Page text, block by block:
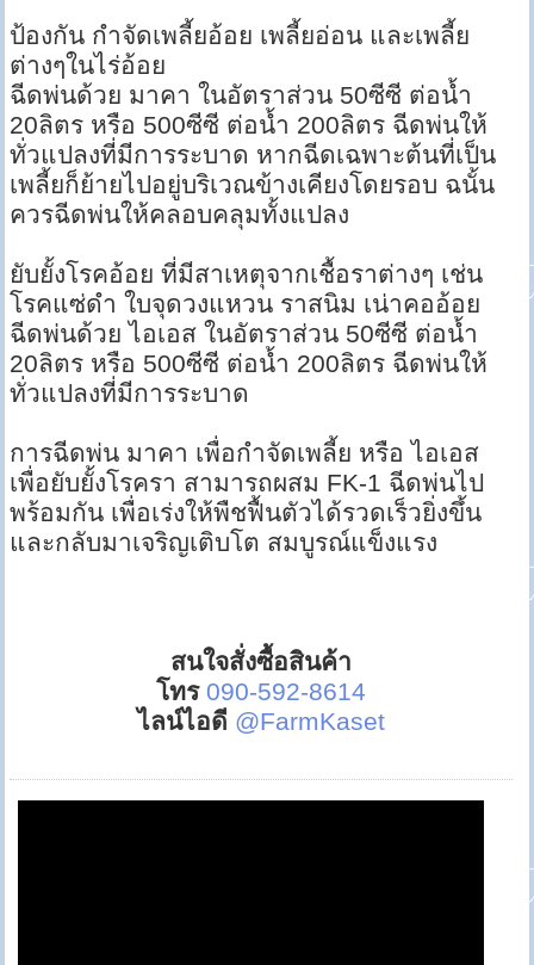
ป้องกัน กำจัดเพลี้ยอ้อย เพลี้ยอ่อน และเพลี้ย
ต่างๆในไร่อ้อย
ฉีดพ่นด้วย มาคา ในอัตราส่วน 50ซีซี ต่อน้ำ
20ลิตร หรือ 500ซีซี ต่อน้ำ 200ลิตร ฉีดพ่นให้
ทั่วแปลงที่มีการระบาด หากฉีดเฉพาะต้นที่เป็น
เพลี้ยก็ย้ายไปอยู่บริเวณข้างเคียงโดยรอบ ฉนั้น
ควรฉีดพ่นให้คลอบคลุมทั้งแปลง
ยับยั้งโรคอ้อย ที่มีสาเหตุจากเชื้อราต่างๆ เช่น
โรคแซ่ดำ ใบจุดวงแหวน ราสนิม เน่าคออ้อย
ฉีดพ่นด้วย ไอเอส ในอัตราส่วน 50ซีซี ต่อน้ำ
20ลิตร หรือ 500ซีซี ต่อน้ำ 200ลิตร ฉีดพ่นให้
ทั่วแปลงที่มีการระบาด
การฉีดพ่น มาคา เพื่อกำจัดเพลี้ย หรือ ไอเอส
เพื่อยับยั้งโรครา สามารถผสม FK-1 ฉีดพ่นไป
พร้อมกัน เพื่อเร่งให้พืชฟื้นตัวได้รวดเร็วยิ่งขึ้น
และกลับมาเจริญเติบโต สมบูรณ์แข็งแรง
สนใจสั่งซื้อสินค้า
โทร 090-592-8614
ไลน์ไอดี @FarmKaset